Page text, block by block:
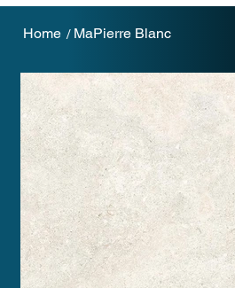
Home / MaPierre Blanc